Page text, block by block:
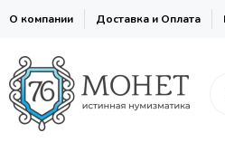
О компании Доставка и Оплата